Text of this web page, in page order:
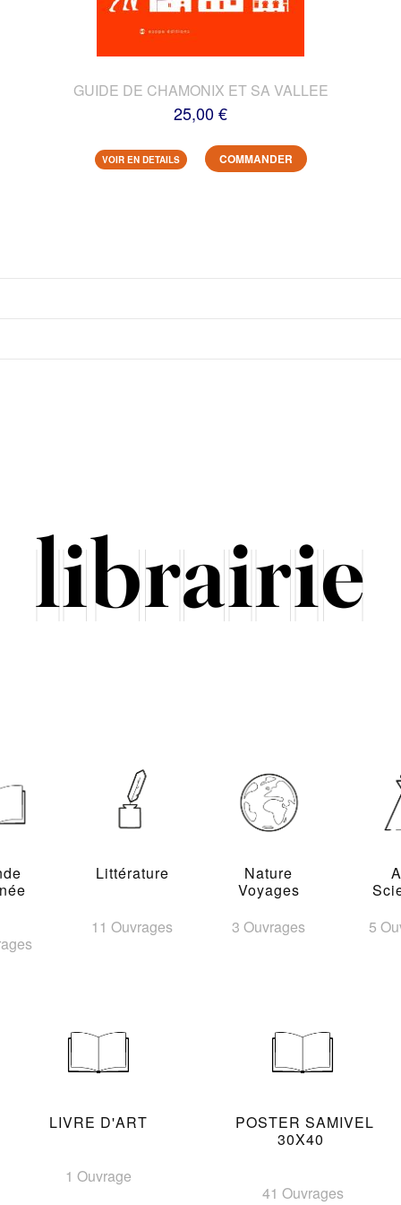
GUIDE DE CHAMONIX ET SA VALLEE
25,00 €
VOIR EN DETAILS COMMANDER
Littérature
11 Ouvrages
Nature
Voyages
3 Ouvrages
5
LIVRE D'ART
1 Ouvrage
POSTER SAMIVEL
30X40
41 Ouvrages